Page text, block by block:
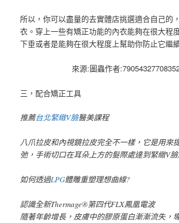
所以，你可以盡量的去實體店挑選適合自己的
衣。穿上一些有矯正功能的內衣能夠在很大程
下垂或者是能夠在很大程度上幫助你防止它繼
來源:圖蟲作者
三，配合矯正工具
推薦台北緊緻V臉醫美課程
八爪拉皮和內視鏡拉皮完全不一樣，它是用來
弛，手術切口在耳朵上方的髮際處達到緊緻V
如何透過LPG體雕重塑理想曲線?
認識全新Thermage®第四代FLX鳳凰電波
隨著年齡增長，皮膚中的膠原蛋白漸漸流失，